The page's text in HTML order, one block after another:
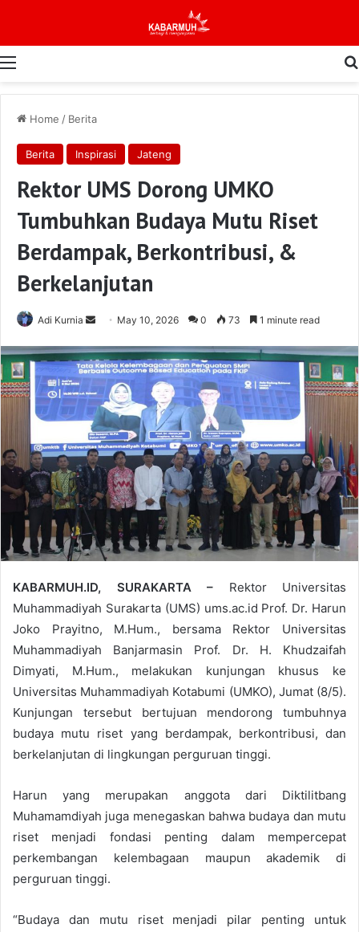
Menu
Home / Berita
Berita Inspirasi Jateng
Rektor UMS Dorong UMKO
Tumbuhkan Budaya Mutu Riset
Berdampak, Berkontribusi, &
Berkelanjutan
Adi Kurnia
Send
email
May 10, 2026 0 73 1 minute read
KABARMUH.ID, SURAKARTA – Rektor Universitas
Muhammadiyah Surakarta (UMS) ums.ac.id Prof. Dr. Harun
Joko Prayitno, M.Hum., bersama Rektor Universitas
Muhammadiyah Banjarmasin Prof. Dr. H. Khudzaifah
Dimyati, M.Hum., melakukan kunjungan khusus ke
Universitas Muhammadiyah Kotabumi (UMKO), Jumat (8/5).
Kunjungan tersebut bertujuan mendorong tumbuhnya
budaya mutu riset yang berdampak, berkontribusi, dan
berkelanjutan di lingkungan perguruan tinggi.
Harun yang merupakan anggota dari Diktilitbang
Muhamamdiyah juga menegaskan bahwa budaya dan mutu
riset menjadi fondasi penting dalam mempercepat
perkembangan kelembagaan maupun akademik di
perguruan tinggi.
“Budaya dan mutu riset menjadi pilar penting untuk